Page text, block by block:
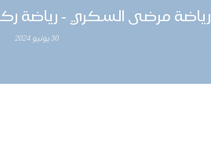
رياضة مرضى السكري - رياضة
30 يونيو 2024